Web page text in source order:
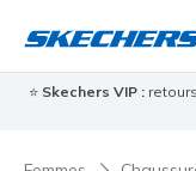
⭐ Skechers VIP :